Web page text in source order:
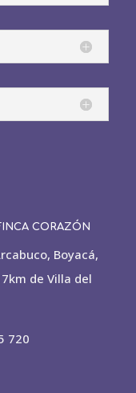
CORAZÓN
Boyacá,
de Villa del
720